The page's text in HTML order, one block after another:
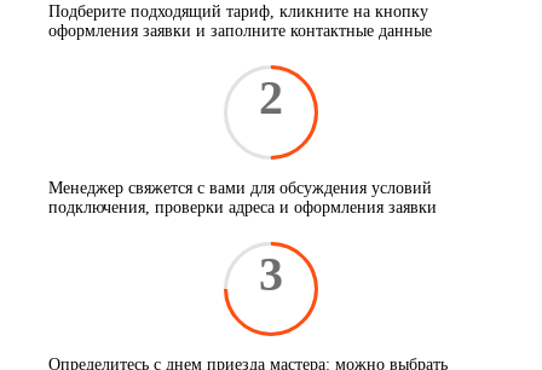
Подберите подходящий тариф, кликните на кнопку
оформления заявки и заполните контактные данные
2
Менеджер свяжется с вами для обсуждения условий
подключения, проверки адреса и оформления заявки
3
Определитесь с днем приезда мастера: можно выбрать